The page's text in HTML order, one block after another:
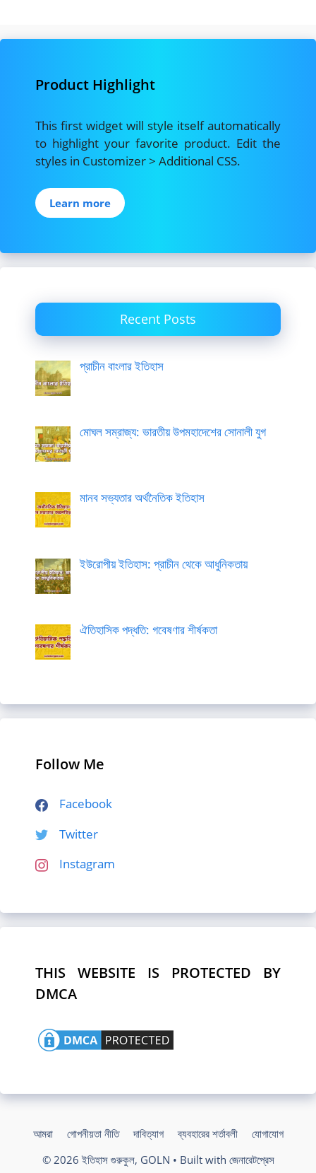
Product Highlight
This first widget will style itself automatically
to highlight your favorite product. Edit the
styles in Customizer > Additional CSS.
Learn more
Recent Posts
প্রাচীন বাংলার ইতিহাস
মোঘল সম্রাজ্য: ভারতীয় উপমহাদেশের সোনালী যুগ
মানব সভ্যতার অর্থনৈতিক ইতিহাস
ইউরোপীয় ইতিহাস: প্রাচীন থেকে আধুনিকতায়
ঐতিহাসিক পদ্ধতি: গবেষণার শীর্ষকতা
Follow Me
Facebook
Twitter
Instagram
THIS WEBSITE IS PROTECTED BY
DMCA
আমরা গোপনীয়তা নীতি দাবিত্যাগ ব্যবহারের শর্তাবলী
যোগাযোগ
© 2026 ইতিহাস গুরুকুল, GOLN • Built with জেনারেটপ্রেস